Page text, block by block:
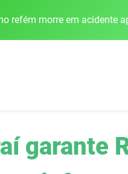
refém morre em acidente
garante